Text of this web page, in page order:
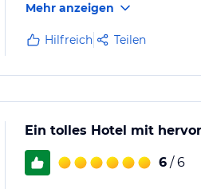
- **Frühstück:** Das Frühstück
sogar von einer Karte
Mehr anzeigen
Hilfreich Teilen
Ein tolles Hotel mit
6 / 6